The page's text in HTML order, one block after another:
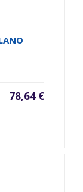
78,64 €